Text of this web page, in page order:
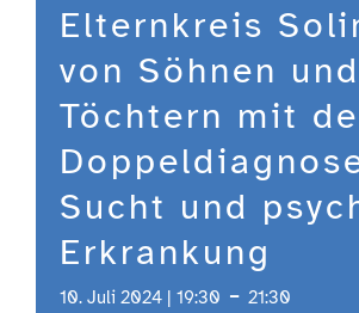
KontaktElternkreis
von Söhnen und
Töchtern mit
Sucht und
Erkrankung
10. Juli 2024 | 19:30 - 21:30